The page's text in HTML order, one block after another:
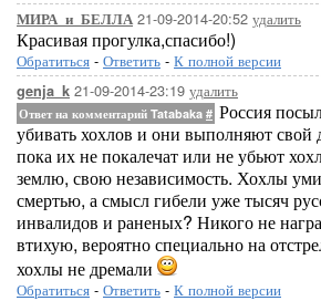
МИРА_и_БЕЛЛА 21-09-2014-20:52 удалить
Красивая прогулка,спасибо!)
Обратиться - Ответить - К полной версии
genja_k 21-09-2014-23:19 удалить
Ответ на комментарий Tatabaka # Россия
убивать хохлов и они выполняют свой
пока их не покалечат или не убьют
землю, свою независимость. Хохлы
смертью, а смысл гибели уже тысяч
инвалидов и раненых? Никого не
втихую, вероятно специально на
хохлы не дремали
Обратиться - Ответить - К полной версии